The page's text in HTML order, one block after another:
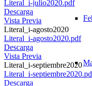
Literal_i-julio2020.pdf
Descarga
Vista Previa
Literal_i-agosto2020
Literal_i-agosto2020.pdf
Descarga
Vista Previa
Literal_i-septiembre2020
Literal_i-
Descarga